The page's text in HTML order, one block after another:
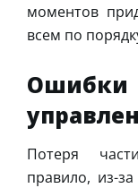
моментов
всем по
Потеря
правило, из-